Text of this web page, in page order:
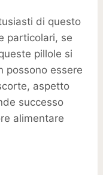
di questo
particolari, se
pillole si
possono essere
aspetto
successo
alimentare